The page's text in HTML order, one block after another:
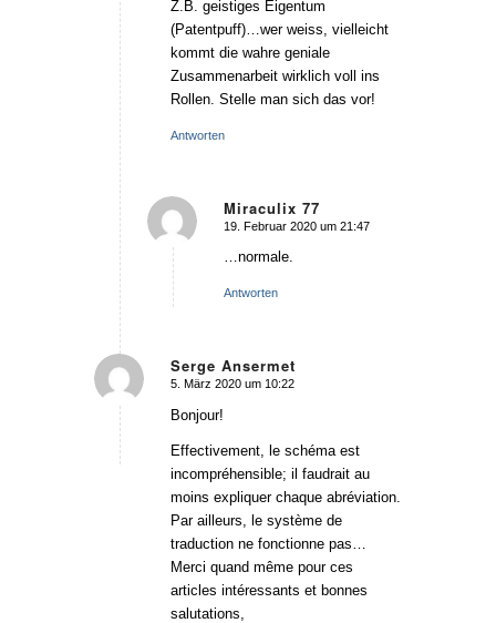
Z.B. geistiges Eigentum
(Patentpuff)…wer weiss, vielleicht
kommt die wahre geniale
Zusammenarbeit wirklich voll ins
Rollen. Stelle man sich das vor!
Antworten
Miraculix 77
sagte:
19. Februar 2020 um 21:47
…normale.
Antworten
Serge Ansermet
sagte:
5. März 2020 um 10:22
Bonjour!
Effectivement, le schéma est
incompréhensible; il faudrait au
moins expliquer chaque abréviation.
Par ailleurs, le système de
traduction ne fonctionne pas…
Merci quand même pour ces
articles intéressants et bonnes
salutations,